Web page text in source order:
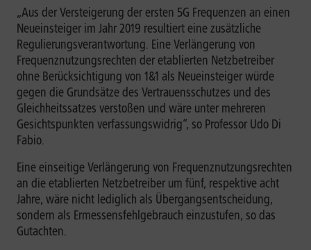
„Aus der Versteigerung der ersten 5G Frequenzen an einen
Neueinsteiger im Jahr 2019 resultiert eine zusätzliche
Regulierungsverantwortung. Eine Verlängerung von
Frequenznutzungsrechten der etablierten Netzbetreiber
ohne Berücksichtigung von 1&1 als Neueinsteiger würde
gegen die Grundsätze des Vertrauensschutzes und des
Gleichheitssatzes verstoßen und wäre unter mehreren
Gesichtspunkten verfassungswidrig“, so Professor Udo Di
Fabio.
Eine einseitige Verlängerung von Frequenznutzungsrechten
an die etablierten Netzbetreiber um fünf, respektive acht
Jahre, wäre nicht lediglich als Übergangsentscheidung,
sondern als Ermessensfehlgebrauch einzustufen, so das
Gutachten.